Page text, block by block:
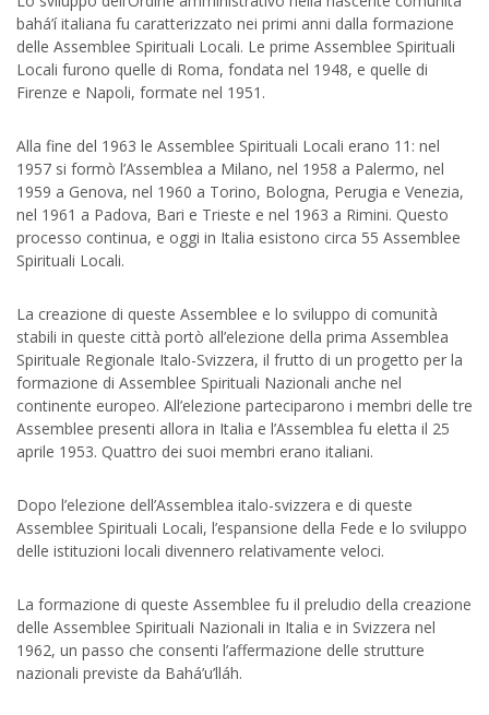
bahá’í italiana fu caratterizzato nei primi anni dalla formazione
delle Assemblee Spirituali Locali. Le prime Assemblee Spirituali
Locali furono quelle di Roma, fondata nel 1948, e quelle di
Firenze e Napoli, formate nel 1951.
Alla fine del 1963 le Assemblee Spirituali Locali erano 11: nel
1957 si formò l’Assemblea a Milano, nel 1958 a Palermo, nel
1959 a Genova, nel 1960 a Torino, Bologna, Perugia e Venezia,
nel 1961 a Padova, Bari e Trieste e nel 1963 a Rimini. Questo
processo continua, e oggi in Italia esistono circa 55 Assemblee
Spirituali Locali.
La creazione di queste Assemblee e lo sviluppo di comunità
stabili in queste città portò all’elezione della prima Assemblea
Spirituale Regionale Italo-Svizzera, il frutto di un progetto per la
formazione di Assemblee Spirituali Nazionali anche nel
continente europeo. All’elezione parteciparono i membri delle tre
Assemblee presenti allora in Italia e l’Assemblea fu eletta il 25
aprile 1953. Quattro dei suoi membri erano italiani.
Dopo l’elezione dell’Assemblea italo-svizzera e di queste
Assemblee Spirituali Locali, l’espansione della Fede e lo sviluppo
delle istituzioni locali divennero relativamente veloci.
La formazione di queste Assemblee fu il preludio della creazione
delle Assemblee Spirituali Nazionali in Italia e in Svizzera nel
1962, un passo che consenti l’affermazione delle strutture
nazionali previste da Bahá’u’lláh.